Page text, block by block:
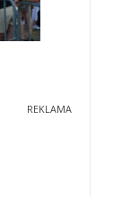
REKLAMA